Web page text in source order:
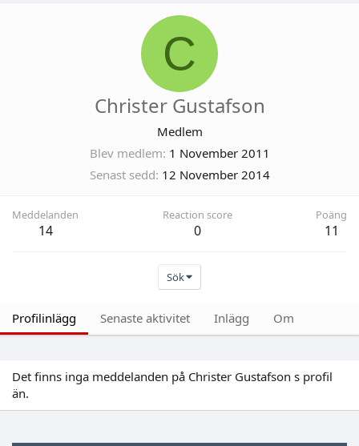
C
Christer Gustafson
Medlem
Blev medlem 1 November 2011
Senast sedd 12 November 2014
Meddelanden
14
Reaction score
0
Poäng
11
Sök
Profilinlägg Senaste aktivitet Inlägg Om
Det finns inga meddelanden på Christer Gustafson s profil
än.